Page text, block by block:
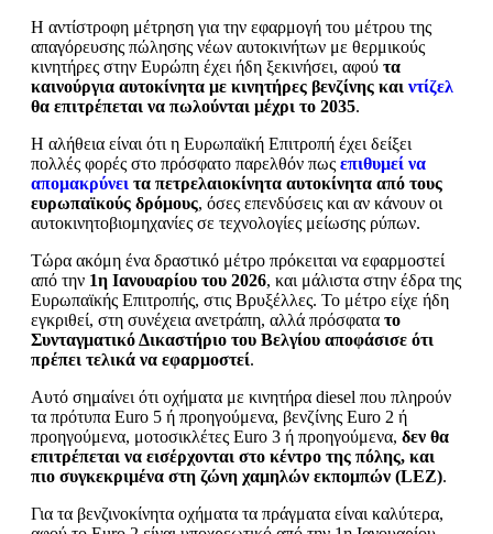
Η αντίστροφη μέτρηση για την εφαρμογή του μέτρου της
απαγόρευσης πώλησης νέων αυτοκινήτων με θερμικούς
κινητήρες στην Ευρώπη έχει ήδη ξεκινήσει, αφού τα
καινούργια αυτοκίνητα με κινητήρες βενζίνης και ντίζελ
θα επιτρέπεται να πωλούνται μέχρι το 2035.
Η αλήθεια είναι ότι η Ευρωπαϊκή Επιτροπή έχει δείξει
πολλές φορές στο πρόσφατο παρελθόν πως επιθυμεί να
απομακρύνει τα πετρελαιοκίνητα αυτοκίνητα από τους
ευρωπαϊκούς δρόμους, όσες επενδύσεις και αν κάνουν οι
αυτοκινητοβιομηχανίες σε τεχνολογίες μείωσης ρύπων.
Τώρα ακόμη ένα δραστικό μέτρο πρόκειται να εφαρμοστεί
από την 1η Ιανουαρίου του 2026, και μάλιστα στην έδρα της
Ευρωπαϊκής Επιτροπής, στις Βρυξέλλες. Το μέτρο είχε ήδη
εγκριθεί, στη συνέχεια ανετράπη, αλλά πρόσφατα το
Συνταγματικό Δικαστήριο του Βελγίου αποφάσισε ότι
πρέπει τελικά να εφαρμοστεί.
Αυτό σημαίνει ότι οχήματα με κινητήρα diesel που πληρούν
τα πρότυπα Euro 5 ή προηγούμενα, βενζίνης Euro 2 ή
προηγούμενα, μοτοσικλέτες Euro 3 ή προηγούμενα, δεν θα
επιτρέπεται να εισέρχονται στο κέντρο της πόλης, και
πιο συγκεκριμένα στη ζώνη χαμηλών εκπομπών (LEZ).
Για τα βενζινοκίνητα οχήματα τα πράγματα είναι καλύτερα,